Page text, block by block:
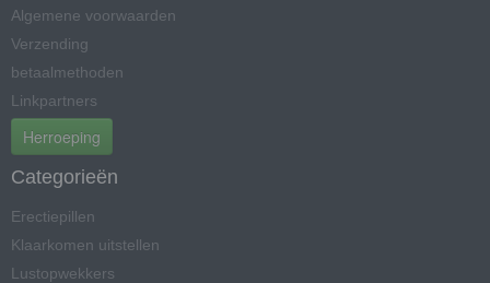
Algemene voorwaarden
Verzending
betaalmethoden
Linkpartners
Herroeping
Categorieën
Erectiepillen
Klaarkomen uitstellen
Lustopwekkers